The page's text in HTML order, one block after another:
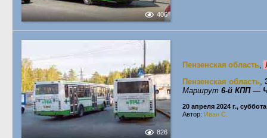
406
826
Пензенская область,
Пензенская область,
Маршрут 6-й КПП —
20 апреля 2024 г., суббота
Автор: Иван С.